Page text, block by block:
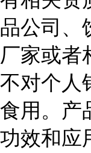
品公司、
厂家或者
不对个人
食用。产
功效和应